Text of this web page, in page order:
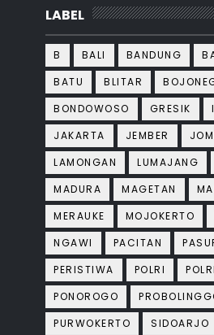
LABEL
B BALI BANDUNG
BATU
BLITAR
BONDOWOSO
GRESIK
JAKARTA
JEMBER
LAMONGAN
LUMAJANG
MADURA
MAGETAN
MERAUKE
MOJOKERTO
NGAWI
PACITAN
PERISTIWA
POLRI
PONOROGO
PURWOKERTO
SIDOARJO